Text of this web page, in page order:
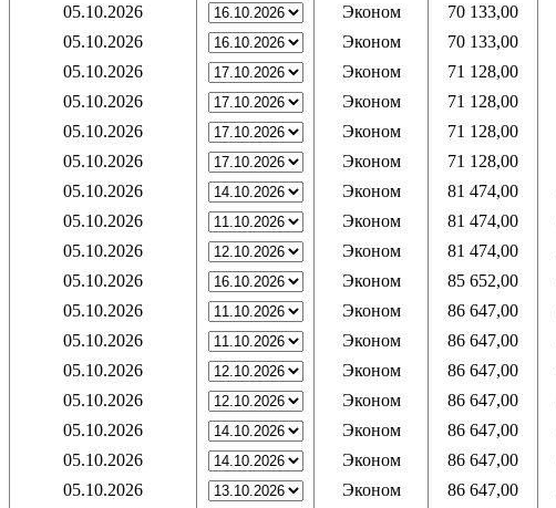
05.10.2026
Эконом 70 133,00
05.10.2026
Эконом 70 133,00
05.10.2026
Эконом 71 128,00
05.10.2026
Эконом 71 128,00
05.10.2026
Эконом 71 128,00
05.10.2026
Эконом 71 128,00
05.10.2026
Эконом 81 474,00
05.10.2026
Эконом 81 474,00
05.10.2026
Эконом 81 474,00
05.10.2026
Эконом 85 652,00
05.10.2026
Эконом 86 647,00
05.10.2026
Эконом 86 647,00
05.10.2026
Эконом 86 647,00
05.10.2026
Эконом 86 647,00
05.10.2026
Эконом 86 647,00
05.10.2026
Эконом 86 647,00
05.10.2026
Эконом 86 647,00